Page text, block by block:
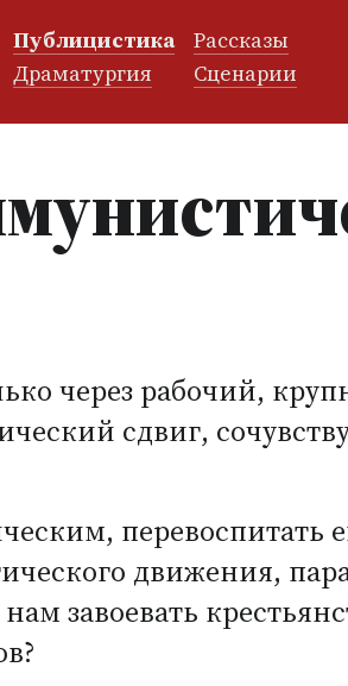
Публицистика
Рассказы
Драматургия Сценарии
через рабочий,
сдвиг,
перевоспитать
движения,
завоевать